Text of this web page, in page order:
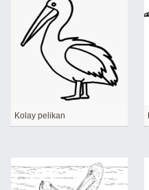
Kolay pelikan